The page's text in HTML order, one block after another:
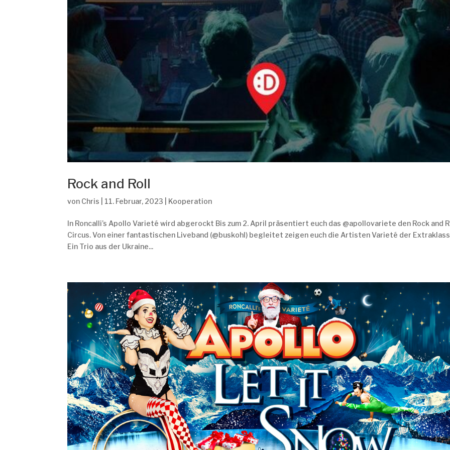
Rock and Roll
von Chris 11. Februar, 2023 Kooperation
In Roncalli’s Apollo Varieté wird abgerockt Bis zum 2. April präsentiert euch das @apollovariete den Rock and
Circus. Von einer fantastischen Liveband (@buskohl) begleitet zeigen euch die Artisten Varieté der
Ein Trio aus der Ukraine...